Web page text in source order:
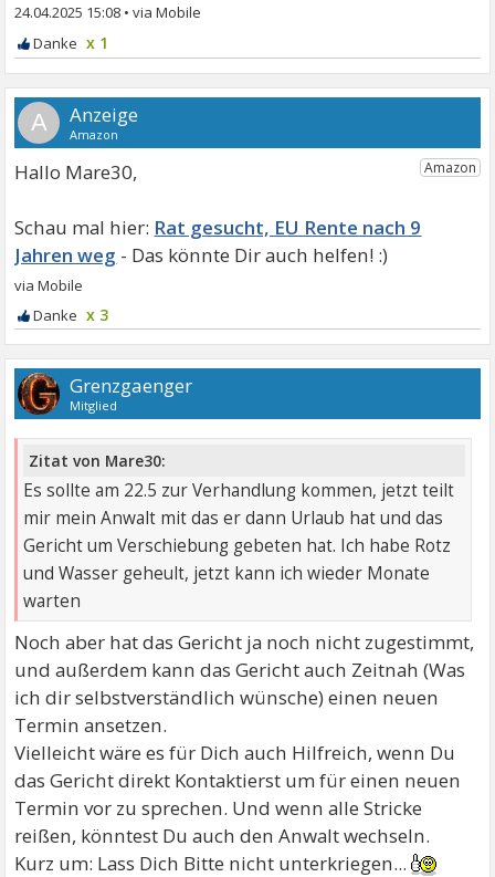
24.04.2025 15:08 •
x 1
A
Hallo Mare30,
Rat gesucht, EU Rente nach 9
Jahren weg
x 3
Grenzgaenger
Mitglied
Zitat von Mare30:
Es sollte am 22.5 zur Verhandlung kommen, jetzt teilt
mir mein Anwalt mit das er dann Urlaub hat und das
Gericht um Verschiebung gebeten hat. Ich habe Rotz
und Wasser geheult, jetzt kann ich wieder Monate
warten
Noch aber hat das Gericht ja noch nicht zugestimmt,
und außerdem kann das Gericht auch Zeitnah (Was
ich dir selbstverständlich wünsche) einen neuen
Termin ansetzen.
Vielleicht wäre es für Dich auch Hilfreich, wenn Du
das Gericht direkt Kontaktierst um für einen neuen
Termin vor zu sprechen. Und wenn alle Stricke
reißen, könntest Du auch den Anwalt wechseln.
Kurz um: Lass Dich Bitte nicht unterkriegen...